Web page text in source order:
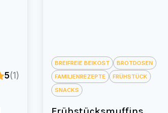
5(1)
BREIFREIE BEIKOST
BROTDOSEN
FAMILIENREZEPTE
FRÜHSTÜCK
SNACKS